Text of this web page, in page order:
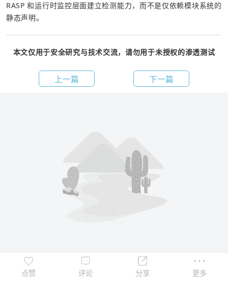
RASP 和运行时监控层面建立检测能力，而不是仅依赖模块系统的
静态声明。
本文仅用于安全研究与技术交流，请勿用于未授权的渗透测试
上一篇 下一篇
点赞 评论 分享 更多